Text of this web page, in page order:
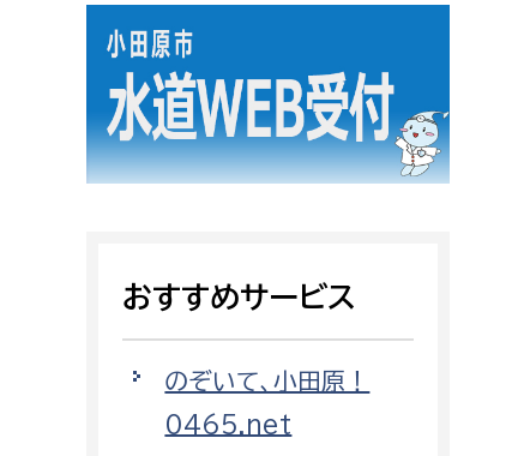
開発審査課
消防
消防総務課
救急課
消防課
警防第1課
おすすめサービス
のぞいて、小田原！
0465.net